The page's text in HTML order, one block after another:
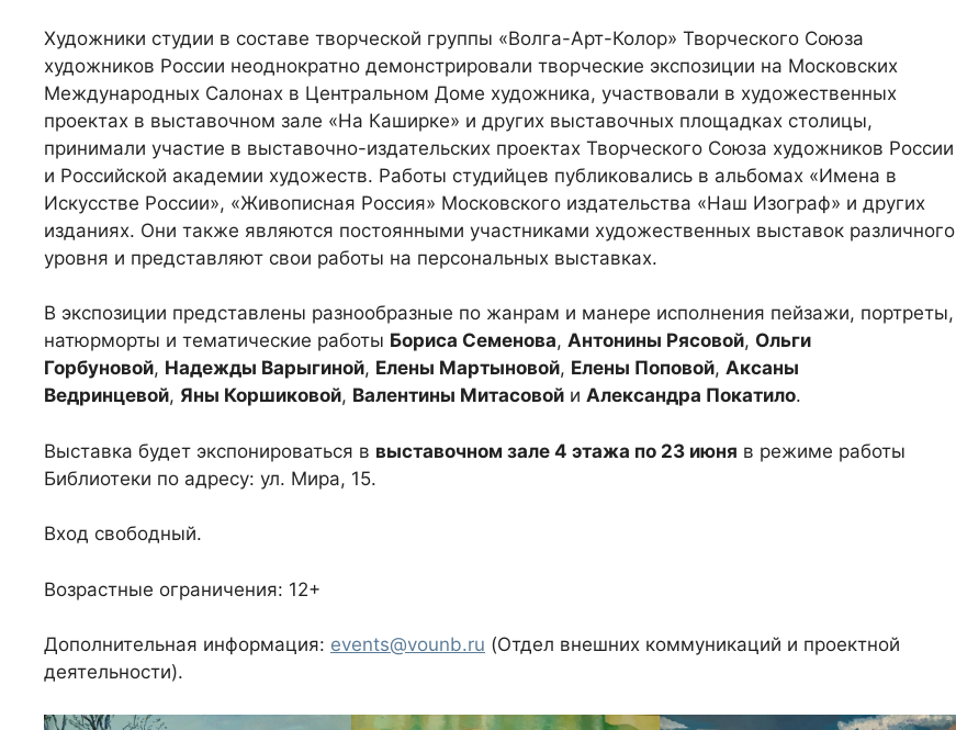
Художники студии в составе творческой группы «Волга-Арт-Колор» Творческого Союза
художников России неоднократно демонстрировали творческие экспозиции на Московских
Международных Салонах в Центральном Доме художника, участвовали в художественных
проектах в выставочном зале «На Каширке» и других выставочных площадках столицы,
принимали участие в выставочно-издательских проектах Творческого Союза художников России
и Российской академии художеств. Работы студийцев публиковались в альбомах «Имена в
Искусстве России», «Живописная Россия» Московского издательства «Наш Изограф» и других
изданиях. Они также являются постоянными участниками художественных выставок различного
уровня и представляют свои работы на персональных выставках.
В экспозиции представлены разнообразные по жанрам и манере исполнения пейзажи, портреты,
натюрморты и тематические работы Бориса Семенова, Антонины Рясовой, Ольги
Горбуновой, Надежды Варыгиной, Елены Мартыновой, Елены Поповой, Аксаны
Ведринцевой, Яны Коршиковой, Валентины Митасовой и Александра Покатило.
Выставка будет экспонироваться в выставочном зале 4 этажа по 23 июня в режиме работы
Библиотеки по адресу: ул. Мира, 15.
Вход свободный.
Возрастные ограничения: 12+
Дополнительная информация: events@vounb.ru (Отдел внешних коммуникаций и проектной
деятельности).